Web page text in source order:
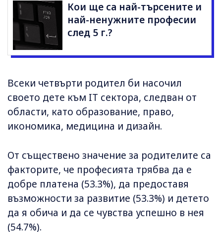
Кои ще са най-търсените и
най-ненужните професии
след 5 г.?
Всеки четвърти родител би насочил
своето дете към IT сектора, следван от
области, като образование, право,
икономика, медицина и дизайн.
От съществено значение за родителите са
факторите, че професията трябва да е
добре платена (53.3%), да предоставя
възможности за развитие (53.3%) и детето
да я обича и да се чувства успешно в нея
(54.7%).